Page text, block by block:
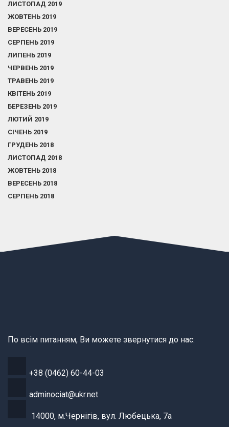
ЛИСТОПАД 2019
ЖОВТЕНЬ 2019
ВЕРЕСЕНЬ 2019
СЕРПЕНЬ 2019
ЛИПЕНЬ 2019
ЧЕРВЕНЬ 2019
ТРАВЕНЬ 2019
КВІТЕНЬ 2019
БЕРЕЗЕНЬ 2019
ЛЮТИЙ 2019
СІЧЕНЬ 2019
ГРУДЕНЬ 2018
ЛИСТОПАД 2018
ЖОВТЕНЬ 2018
ВЕРЕСЕНЬ 2018
СЕРПЕНЬ 2018
По всім питанням, Ви можете звернутися до нас:
+38 (0462) 60-44-03
adminociat@ukr.net
14000, м.Чернігів, вул. Любецька, 7а